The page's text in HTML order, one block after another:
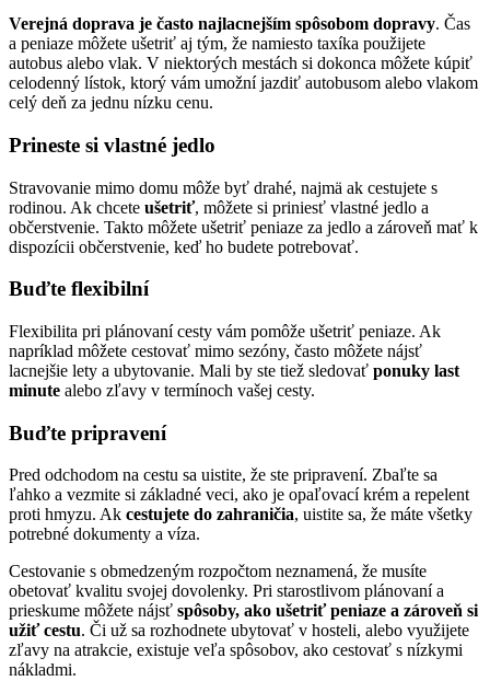
Verejná doprava je často najlacnejším spôsobom dopravy. Čas
a peniaze môžete ušetriť aj tým, že namiesto taxíka použijete
autobus alebo vlak. V niektorých mestách si dokonca môžete kúpiť
celodenný lístok, ktorý vám umožní jazdiť autobusom alebo vlakom
celý deň za jednu nízku cenu.
Prineste si vlastné jedlo
Stravovanie mimo domu môže byť drahé, najmä ak cestujete s
rodinou. Ak chcete ušetriť, môžete si priniesť vlastné jedlo a
občerstvenie. Takto môžete ušetriť peniaze za jedlo a zároveň mať k
dispozícii občerstvenie, keď ho budete potrebovať.
Buďte flexibilní
Flexibilita pri plánovaní cesty vám pomôže ušetriť peniaze. Ak
napríklad môžete cestovať mimo sezóny, často môžete nájsť
lacnejšie lety a ubytovanie. Mali by ste tiež sledovať ponuky last
minute alebo zľavy v termínoch vašej cesty.
Buďte pripravení
Pred odchodom na cestu sa uistite, že ste pripravení. Zbaľte sa
ľahko a vezmite si základné veci, ako je opaľovací krém a repelent
proti hmyzu. Ak cestujete do zahraničia, uistite sa, že máte všetky
potrebné dokumenty a víza.
Cestovanie s obmedzeným rozpočtom neznamená, že musíte
obetovať kvalitu svojej dovolenky. Pri starostlivom plánovaní a
prieskume môžete nájsť spôsoby, ako ušetriť peniaze a zároveň si
užiť cestu. Či už sa rozhodnete ubytovať v hosteli, alebo využijete
zľavy na atrakcie, existuje veľa spôsobov, ako cestovať s nízkymi
nákladmi.